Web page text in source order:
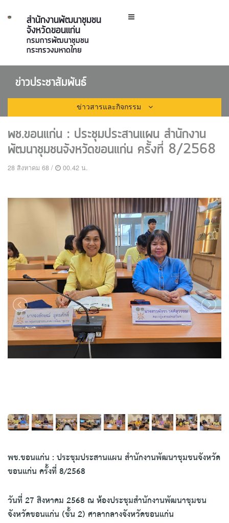
สำนักงานพัฒนาชุมชน
จังหวัดขอนแก่น
กรมการพัฒนาชุมชน
กระทรวงมหาดไทย
ข่าวประชาสัมพันธ์
ข่าวสารและกิจกรรม
พช.ขอนแก่น : ประชุมประสานแผน สำนักงาน
พัฒนาชุมชนจังหวัดขอนแก่น ครั้งที่ 8/2568
28 สิงหาคม 68 / 00.42 น.
พช.ขอนแก่น : ประชุมประสานแผน สำนักงานพัฒนาชุมชนจังหวัด
ขอนแก่น ครั้งที่ 8/2568
วันที่ 27 สิงหาคม 2568 ณ ห้องประชุมสำนักงานพัฒนาชุมชน
จังหวัดขอนแก่น (ชั้น 2) ศาลากลางจังหวัดขอนแก่น